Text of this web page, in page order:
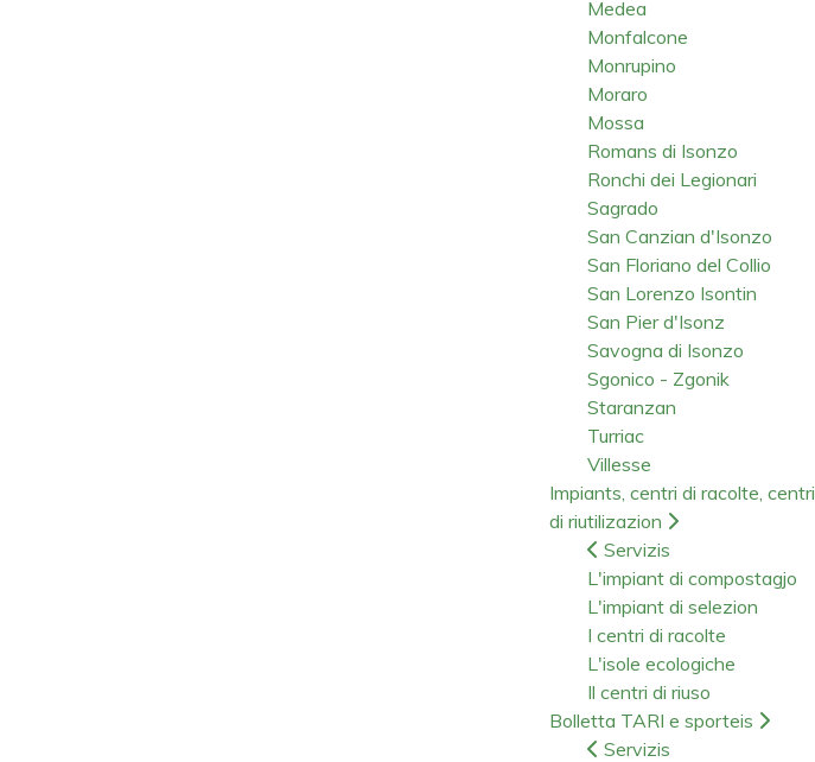
Medea
Monfalcone
Monrupino
Moraro
Mossa
Romans di Isonzo
Ronchi dei Legionari
Sagrado
San Canzian d'Isonzo
San Floriano del Collio
San Lorenzo Isontin
San Pier d'Isonz
Savogna di Isonzo
Sgonico - Zgonik
Staranzan
Turriac
Villesse
Impiants, centri di racolte, centri
di riutilizazion
Servizis
L'impiant di compostagjo
L'impiant di selezion
I centri di racolte
L'isole ecologiche
Il centri di riuso
Bolletta TARI e sporteis
Servizis